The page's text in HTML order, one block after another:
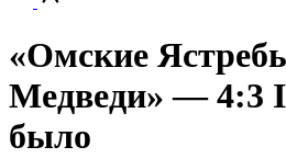
«Омские
Медведи» — 4:3
было